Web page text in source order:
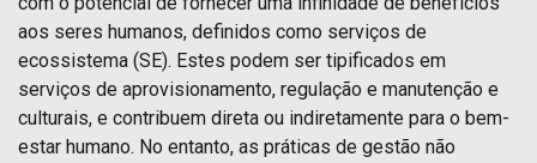
aos seres humanos, definidos como serviços de
ecossistema (SE). Estes podem ser tipificados em
serviços de aprovisionamento, regulação e manutenção e
culturais, e contribuem direta ou indiretamente para o bem-
estar humano. No entanto, as práticas de gestão não